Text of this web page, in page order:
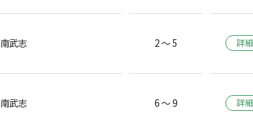
南武志 2 ～ 5 詳細
南武志 6 ～ 9 詳細